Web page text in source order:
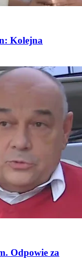
Kolejna
Odpowie za